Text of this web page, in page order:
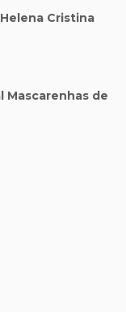
Cristina
Mascarenhas de